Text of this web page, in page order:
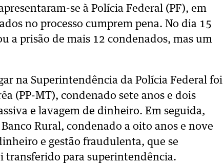
se à Polícia Federal (PF), em
no processo cumprem pena. No dia 15
a prisão de mais 12 condenados, mas um
na Superintendência da Polícia Federal foi
(PP-MT), condenado sete anos e dois
e lavagem de dinheiro. Em seguida,
Rural, condenado a oito anos e nove
e gestão fraudulenta, que se
transferido para superintendência.